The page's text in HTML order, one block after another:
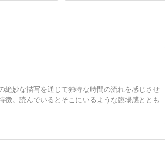
絶妙な描写を通じて独特な時間の流れを感じさせ
。読んでいるとそこにいるような臨場感ととも